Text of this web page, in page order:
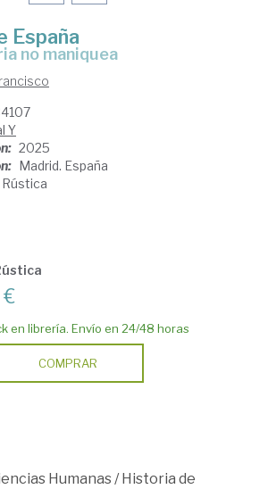
España
no maniquea
Y
2025
Madrid. España
Rústica
€
en librería. Envío en 24/48 horas
COMPRAR
Humanas/Historia de